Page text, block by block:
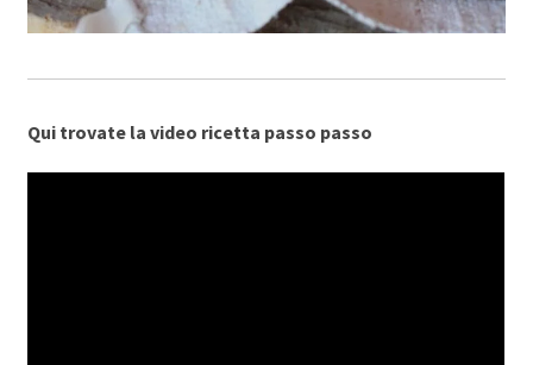
Qui trovate la video ricetta passo passo